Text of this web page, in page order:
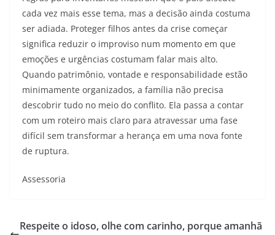
cada vez mais esse tema, mas a decisão ainda costuma
ser adiada. Proteger filhos antes da crise começar
significa reduzir o improviso num momento em que
emoções e urgências costumam falar mais alto.
Quando patrimônio, vontade e responsabilidade estão
minimamente organizados, a família não precisa
descobrir tudo no meio do conflito. Ela passa a contar
com um roteiro mais claro para atravessar uma fase
difícil sem transformar a herança em uma nova fonte
de ruptura.
Assessoria
Respeite o idoso, olhe com carinho, porque amanhã